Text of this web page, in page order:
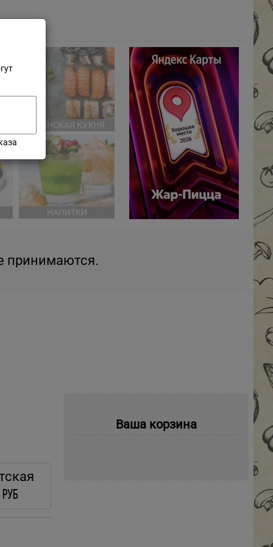
ЯПОНСКАЯ КУХНЯ
НАПИТКИ
принимаются.
Ваша корзина